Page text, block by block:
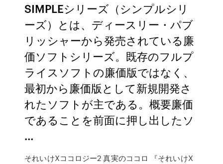
SIMPLEシリーズ（シンプルシリ
ーズ）とは、ディースリー・パブ
リッシャーから発売されている廉
価ソフトシリーズ。既存のフルプ
ライスソフトの廉価版ではなく、
最初から廉価版として新規開発さ
れたソフトが主である。概要廉価
であることを前面に押し出したソ
…
それいけXココロジー2 真実のココロ 『それいけX